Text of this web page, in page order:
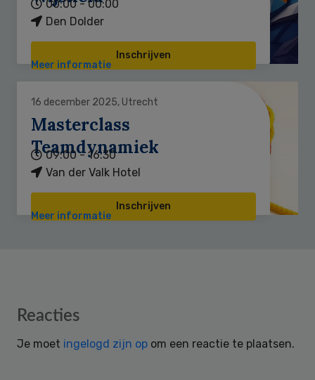
00:00 - 00:00
Den Dolder
Inschrijven
Meer informatie
16 december 2025, Utrecht
Masterclass
Teamdynamiek
09:00 - 16:30
Van der Valk Hotel
Inschrijven
Meer informatie
Reader
Reacties
Je moet ingelogd zijn op om een reactie te plaatsen.